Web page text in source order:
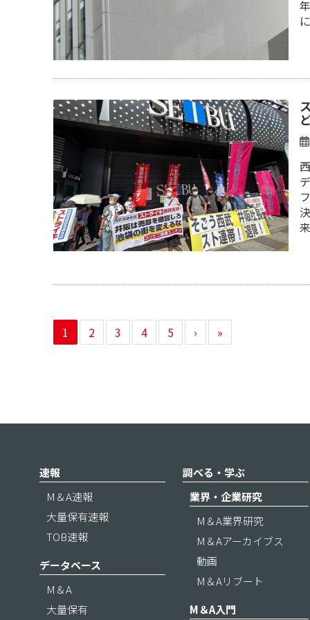
1 2 3 4 5 › »
速報
M＆A速報
大量保有速報
TOB速報
データベース
M＆A
大量保有
調べる・学ぶ
業界・企業研究
M＆A業界研究
M＆Aアーカイブス
動画
M＆Aリブート
M＆A入門